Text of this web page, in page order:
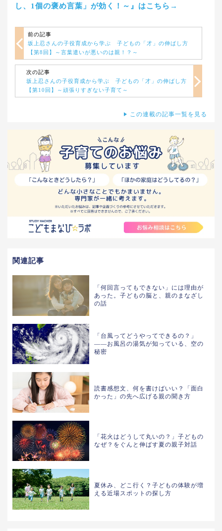
し、1個の褒め言葉」が効く！～』はこちら→
前の記事
坂上忍さんの子役育成から学ぶ 子どもの「才」の伸ばし方
【第8回】～言葉遣いが悪いのは親！？～
次の記事
坂上忍さんの子役育成から学ぶ 子どもの「才」の伸ばし方
【第10回】～頑張りすぎない子育て～
この連載の記事一覧を見る
関連記事
「何回言ってもできない」には理由が
あった。子どもの脳と、親のまなざし
の話
「台風ってどうやってできるの？」
——お風呂の湯気が知っている、空の
秘密
読書感想文、何を書けばいい？「面白
かった」の先へ広げる親の聞き方
「花火はどうして丸いの？」子どもの
なぜ？をぐんと伸ばす夏の親子対話
夏休み、どこ行く？子どもの体験が増
える近場スポットの探し方